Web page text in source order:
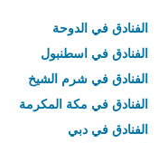
الفنادق في الدوحة
الفنادق في اسطنبول
الفنادق في شرم الشيخ
الفنادق في مكة المكرمة
الفنادق في دبي